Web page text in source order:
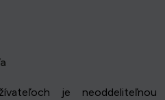
je neoddeliteľnou